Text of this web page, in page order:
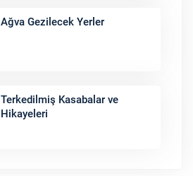
Ağva Gezilecek Yerler
Terkedilmiş Kasabalar ve
Hikayeleri